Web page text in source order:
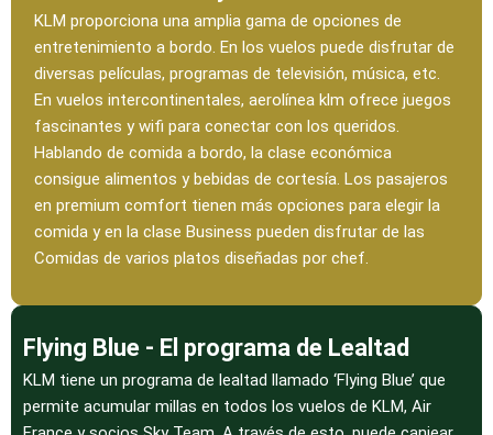
KLM proporciona una amplia gama de opciones de
entretenimiento a bordo. En los vuelos puede disfrutar de
diversas películas, programas de televisión, música, etc.
En vuelos intercontinentales, aerolínea klm ofrece juegos
fascinantes y wifi para conectar con los queridos.
Hablando de comida a bordo, la clase económica
consigue alimentos y bebidas de cortesía. Los pasajeros
en premium comfort tienen más opciones para elegir la
comida y en la clase Business pueden disfrutar de las
Comidas de varios platos diseñadas por chef.
Flying Blue - El programa de Lealtad
KLM tiene un programa de lealtad llamado ‘Flying Blue’ que
permite acumular millas en todos los vuelos de KLM, Air